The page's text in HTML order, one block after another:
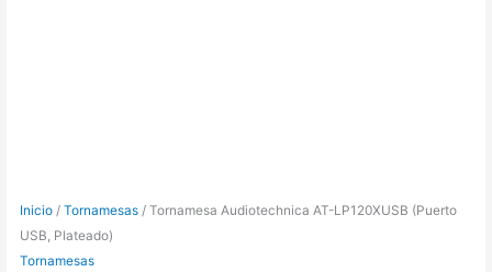
Inicio /Tornamesas / Tornamesa Audiotechnica AT-LP120XUSB (Puerto
USB, Plateado)
Tornamesas